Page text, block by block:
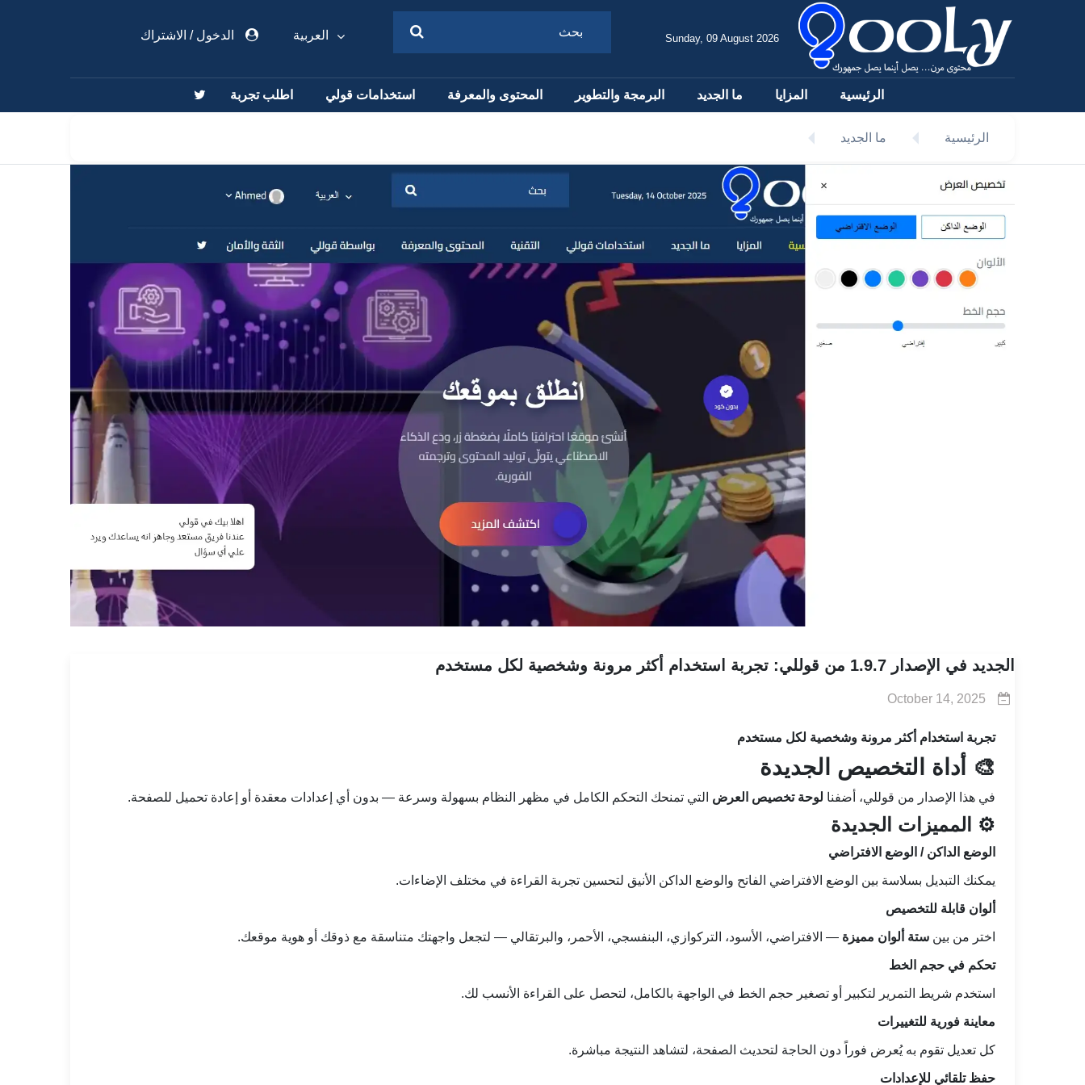
Sunday, 09 August 2026 العربية الدخول / الاشتراك
الرئيسية المزايا ما الجديد البرمجة والتطوير المحتوى والمعرفة استخدامات قولي اطلب تجربة
الرئيسية ما الجديد
الجديد في الإصدار 1.9.7 من قوللي: تجربة استخدام أكثر مرونة وشخصية لكل مستخدم
October 14, 2025
تجربة استخدام أكثر مرونة وشخصية لكل مستخدم
🎨 أداة التخصيص الجديدة
في هذا الإصدار من قوللي، أضفنا لوحة تخصيص العرض التي تمنحك التحكم الكامل في مظهر النظام بسهولة وسرعة — بدون أي إعدادات معقدة أو إعادة تحميل للصفحة.
⚙️ المميزات الجديدة
الوضع الداكن / الوضع الافتراضي
يمكنك التبديل بسلاسة بين الوضع الافتراضي الفاتح والوضع الداكن الأنيق لتحسين تجربة القراءة في مختلف الإضاءات.
ألوان قابلة للتخصيص
اختر من بين ستة ألوان مميزة — الافتراضي، الأسود، التركوازي، البنفسجي، الأحمر، والبرتقالي — لتجعل واجهتك متناسقة مع ذوقك أو هوية موقعك.
تحكم في حجم الخط
استخدم شريط التمرير لتكبير أو تصغير حجم الخط في الواجهة بالكامل، لتحصل على القراءة الأنسب لك.
معاينة فورية للتغييرات
كل تعديل تقوم به يُعرض فوراً دون الحاجة لتحديث الصفحة، لتشاهد النتيجة مباشرة.
حفظ تلقائي للإعدادات